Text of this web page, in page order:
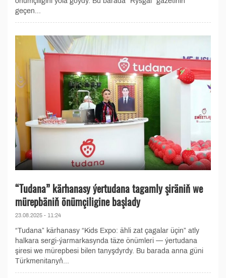
geçen...
“Tudana” kärhanasy ýertudana tagamly şiräniň we
mürepbäniň önümçiligine başlady
23.08.2025 - 11:24
“Tudana” kärhanasy “Kids Expo: ähli zat çagalar üçin” atly
halkara sergi-ýarmarkasynda täze önümleri — ýertudana
şiresi we mürepbesi bilen tanyşdyrdy. Bu barada anna güni
Türkmenitanyň...